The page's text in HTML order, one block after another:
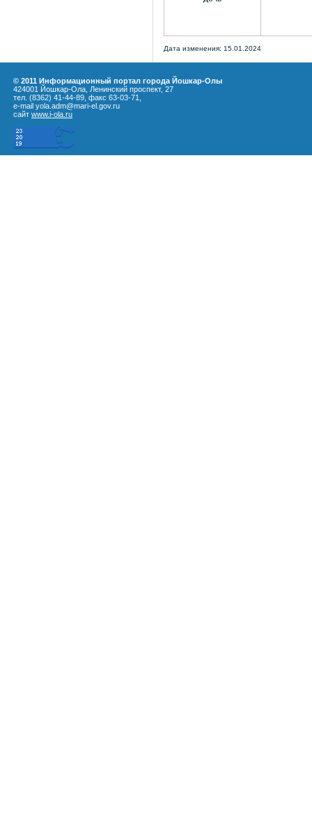
Дата изменения: 15.01.2024
© 2011 Информационный портал города Йошкар-Олы
424001 Йошкар-Ола, Ленинский проспект, 27
тел. (8362) 41-44-89, факс 63-03-71,
e-mail yola.adm@mari-el.gov.ru
сайт www.i-ola.ru